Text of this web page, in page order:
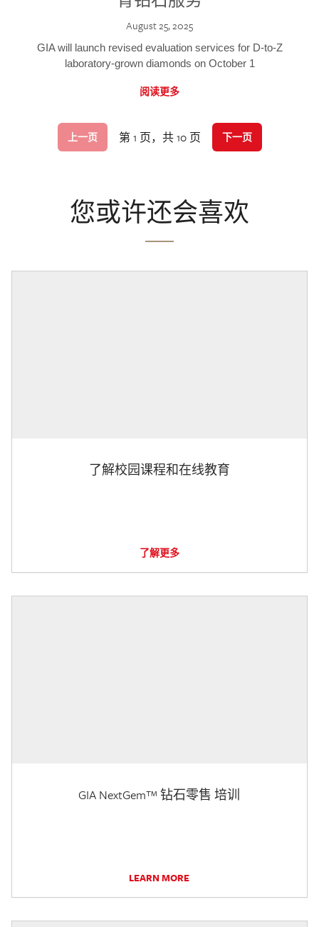
August 25, 2025
GIA will launch revised evaluation services for D-to-Z
laboratory-grown diamonds on October 1
阅读更多
上一页 第 1 页，共 10 页 下一页
您或许还会喜欢
了解校园课程和在线教育
了解更多
GIA NextGem™ 钻石零售 培训
LEARN MORE